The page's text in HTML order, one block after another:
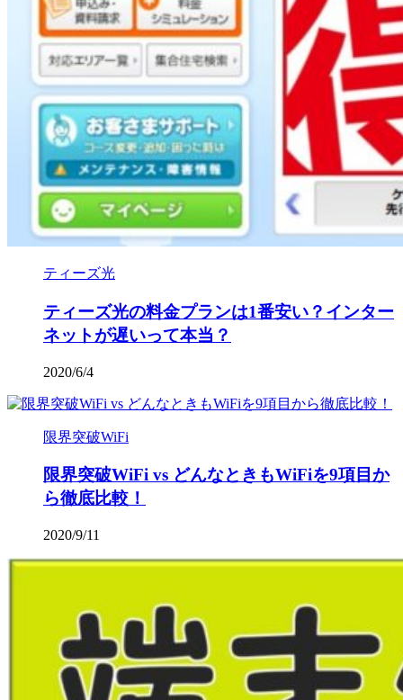
ティーズ光
ティーズ光の料金プランは1番安い？インター
ネットが遅いって本当？
2020/6/4
限界突破WiFi
限界突破WiFi vs どんなときもWiFiを9項目か
ら徹底比較！
2020/9/11